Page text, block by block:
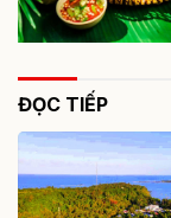
ĐỌC TIẾP